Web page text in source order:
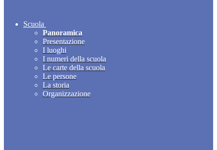
Scuola
Panoramica
Presentazione
I luoghi
I numeri della scuola
Le carte della scuola
Le persone
La storia
Organizzazione